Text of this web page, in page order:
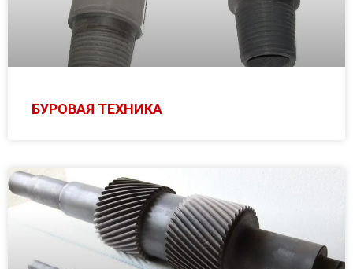
БУРОВАЯ ТЕХНИКА